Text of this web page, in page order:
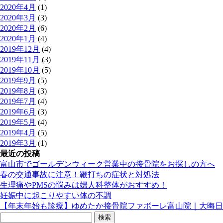
2020年4月 (1)
2020年3月 (3)
2020年2月 (6)
2020年1月 (4)
2019年12月 (4)
2019年11月 (3)
2019年10月 (5)
2019年9月 (5)
2019年8月 (3)
2019年7月 (4)
2019年6月 (3)
2019年5月 (4)
2019年4月 (5)
2019年3月 (1)
最近の投稿
富山市でゴールデンウィーク営業中の接骨院をお探しの方へ
春の交通事故に注意！鞭打ちの症状と対処法
生理痛やPMSの悩みは婦人科整体がおすすめ！
妊娠中に起こりやすい体の不調
【年末年始も診療】ゆめたか接骨院ファボーレ富山院｜大晦
検